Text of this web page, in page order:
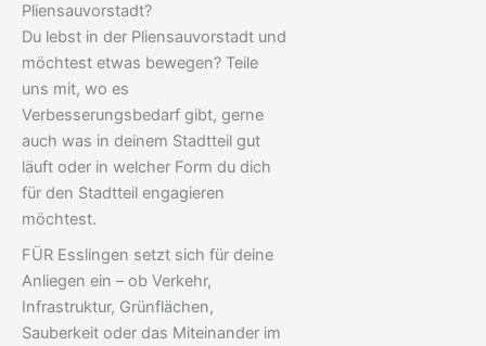
Pliensauvorstadt?
Du lebst in der Pliensauvorstadt und
möchtest etwas bewegen? Teile
uns mit, wo es
Verbesserungsbedarf gibt, gerne
auch was in deinem Stadtteil gut
läuft oder in welcher Form du dich
für den Stadtteil engagieren
möchtest.
FÜR Esslingen setzt sich für deine
Anliegen ein – ob Verkehr,
Infrastruktur, Grünflächen,
Sauberkeit oder das Miteinander im